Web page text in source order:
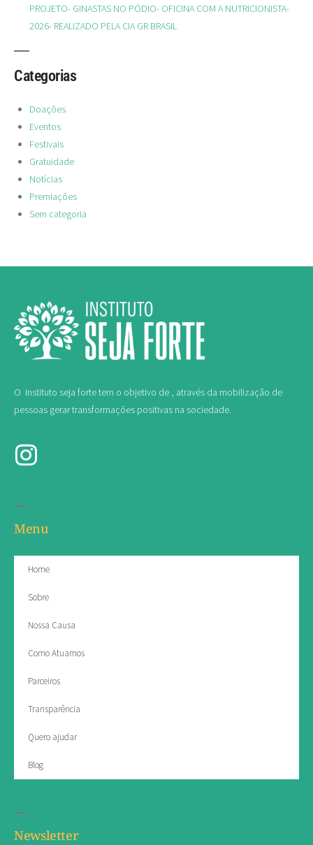
PROJETO- GINASTAS NO PÓDIO- OFICINA COM A NUTRICIONISTA-
2026- REALIZADO PELA CIA GR BRASIL
Categorias
Doações
Eventos
Festivais
Gratuidade
Notícias
Premiações
Sem categoria
O Instituto seja forte tem o objetivo de , através da mobilização de
pessoas gerar transformações positivas na sociedade.
Menu
Home
Sobre
Nossa Causa
Como Atuamos
Parceiros
Transparência
Quero ajudar
Blog
Newsletter